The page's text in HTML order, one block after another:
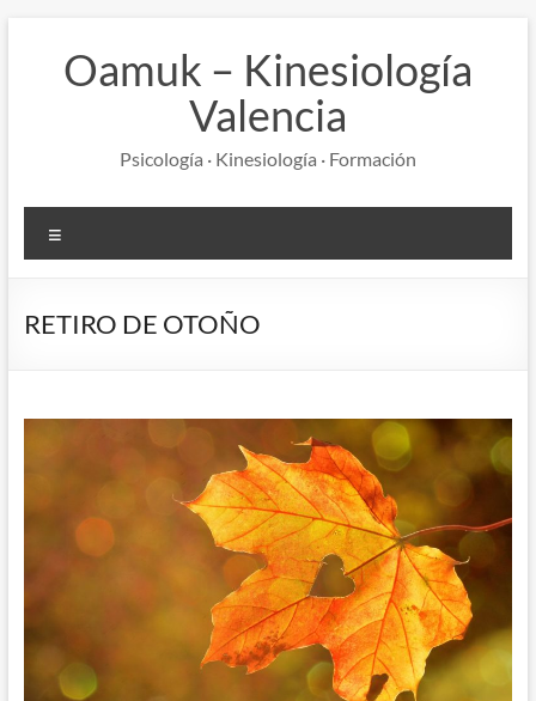
contenidoOamuk – Kinesiología
Valencia
Psicología · Kinesiología · Formación
RETIRO DE OTOÑO